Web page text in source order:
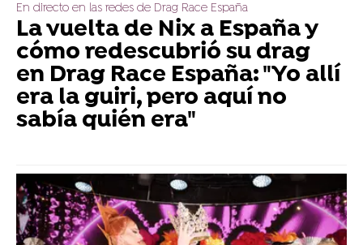
En directo en las redes de Drag Race España
La vuelta de Nix a España y
cómo redescubrió su drag
en Drag Race España: "Yo allí
era la guiri, pero aquí no
sabía quién era"